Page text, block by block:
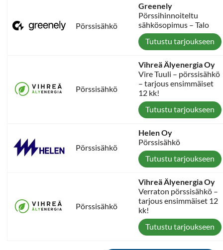
Pörssisähkö
Greenely
Pörssihinnoiteltu
sähkösopimus – Talo
Tutustu tarjoukseen
Pörssisähkö
Vihreä Älyenergia Oy
Vire Tuuli – pörssisähkö
– tarjous ensimmäiset
12 kk!
Tutustu tarjoukseen
Pörssisähkö
Helen Oy
Pörssisähkö
Tutustu tarjoukseen
Pörssisähkö
Vihreä Älyenergia Oy
Verraton pörssisähkö –
tarjous ensimmäiset 12
kk!
Tutustu tarjoukseen